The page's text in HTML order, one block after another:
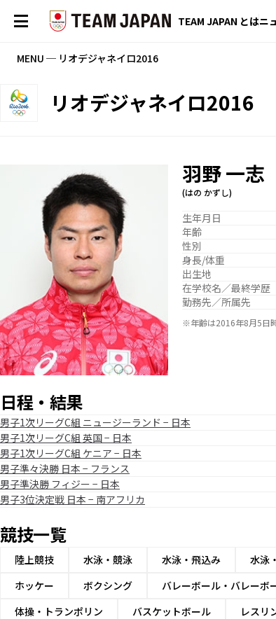
TEAM JAPAN とはニ
MENU ─ リオデジャネイロ2016
リオデジャネイロ2016
羽野 一志
(はの かずし)
生年月日
年齢
性別
身長/体重
出生地
在学校名／最終学歴
勤務先／所属先
※年齢は2016年8月5日
日程・結果
男子1次リーグC組 ニュージーランド − 日本
男子1次リーグC組 英国 − 日本
男子1次リーグC組 ケニア − 日本
男子準々決勝 日本 − フランス
男子準決勝 フィジー − 日本
男子3位決定戦 日本 − 南アフリカ
競技一覧
陸上競技 水泳・競泳 水泳・飛込み 水泳
ホッケー
ボクシング バレーボール・バレーボ
体操・トランポリン
バスケットボール レスリ